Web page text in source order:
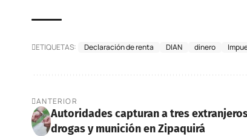
ETIQUETAS: Declaración de renta DIAN dinero
ANTERIOR
Autoridades capturan a tres
drogas y munición en Zipaquirá